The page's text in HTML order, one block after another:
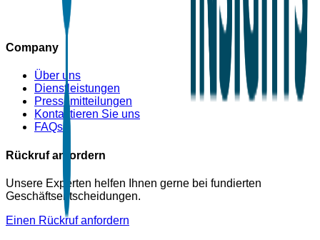
Company
Über uns
Dienstleistungen
Pressemitteilungen
Kontaktieren Sie uns
FAQs
Rückruf anfordern
Unsere Experten helfen Ihnen gerne bei fundierten
Geschäftsentscheidungen.
Einen Rückruf anfordern